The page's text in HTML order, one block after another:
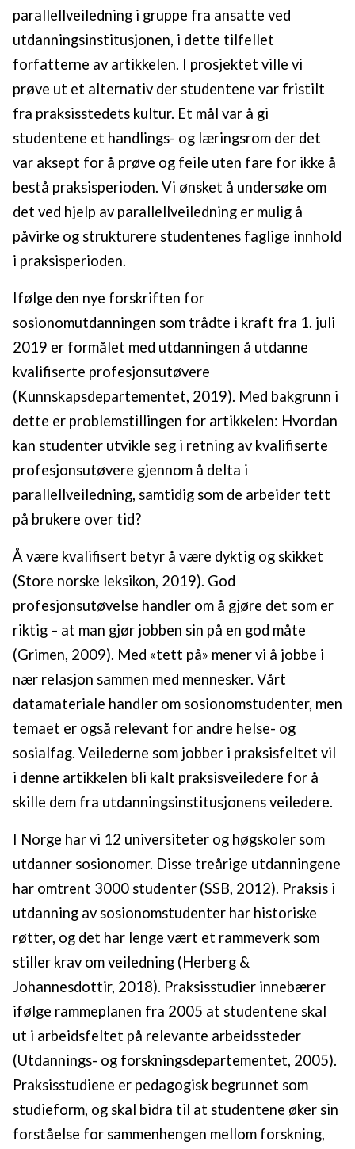
parallellveiledning i gruppe fra ansatte ved
utdanningsinstitusjonen, i dette tilfellet
forfatterne av artikkelen. I prosjektet ville vi
prøve ut et alternativ der studentene var fristilt
fra praksisstedets kultur. Et mål var å gi
studentene et handlings- og læringsrom der det
var aksept for å prøve og feile uten fare for ikke å
bestå praksisperioden. Vi ønsket å undersøke om
det ved hjelp av parallellveiledning er mulig å
påvirke og strukturere studentenes faglige innhold
i praksisperioden.
Ifølge den nye forskriften for
sosionomutdanningen som trådte i kraft fra 1. juli
2019 er formålet med utdanningen å utdanne
kvalifiserte profesjonsutøvere
(Kunnskapsdepartementet, 2019). Med bakgrunn i
dette er problemstillingen for artikkelen: Hvordan
kan studenter utvikle seg i retning av kvalifiserte
profesjonsutøvere gjennom å delta i
parallellveiledning, samtidig som de arbeider tett
på brukere over tid?
Å være kvalifisert betyr å være dyktig og skikket
(Store norske leksikon, 2019). God
profesjonsutøvelse handler om å gjøre det som er
riktig – at man gjør jobben sin på en god måte
(Grimen, 2009). Med «tett på» mener vi å jobbe i
nær relasjon sammen med mennesker. Vårt
datamateriale handler om sosionomstudenter, men
temaet er også relevant for andre helse- og
sosialfag. Veilederne som jobber i praksisfeltet vil
i denne artikkelen bli kalt praksisveiledere for å
skille dem fra utdanningsinstitusjonens veiledere.
I Norge har vi 12 universiteter og høgskoler som
utdanner sosionomer. Disse treårige utdanningene
har omtrent 3000 studenter (SSB, 2012). Praksis i
utdanning av sosionomstudenter har historiske
røtter, og det har lenge vært et rammeverk som
stiller krav om veiledning (Herberg &
Johannesdottir, 2018). Praksisstudier innebærer
ifølge rammeplanen fra 2005 at studentene skal
ut i arbeidsfeltet på relevante arbeidssteder
(Utdannings- og forskningsdepartementet, 2005).
Praksisstudiene er pedagogisk begrunnet som
studieform, og skal bidra til at studentene øker sin
forståelse for sammenhengen mellom forskning,